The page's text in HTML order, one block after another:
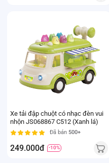
Xe tải đập chuột có nhạc đèn vui
nhộn JS068867 C512 (Xanh lá)
Đã bán 500+
249.000đ -10%